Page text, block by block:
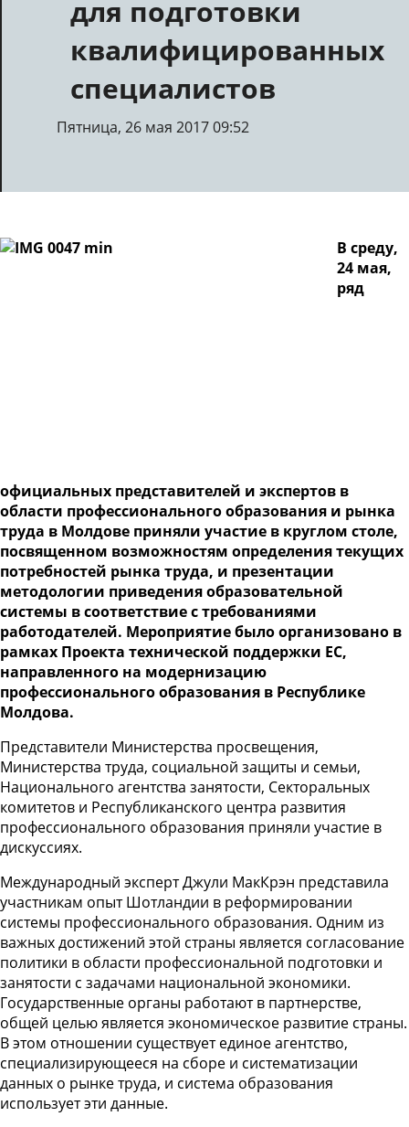
для подготовки
квалифицированных
специалистов
Пятница, 26 мая 2017 09:52
В среду,
24 мая,
ряд
официальных представителей и экспертов в
области профессионального образования и рынка
труда в Молдове приняли участие в круглом столе,
посвященном возможностям определения текущих
потребностей рынка труда, и презентации
методологии приведения образовательной
системы в соответствие с требованиями
работодателей. Мероприятие было организовано в
рамках Проекта технической поддержки ЕС,
направленного на модернизацию
профессионального образования в Республике
Молдова.
Представители Министерства просвещения,
Министерства труда, социальной защиты и семьи,
Национального агентства занятости, Секторальных
комитетов и Республиканского центра развития
профессионального образования приняли участие в
дискуссиях.
Международный эксперт Джули МакКрэн представила
участникам опыт Шотландии в реформировании
системы профессионального образования. Одним из
важных достижений этой страны является согласование
политики в области профессиональной подготовки и
занятости с задачами национальной экономики.
Государственные органы работают в партнерстве,
общей целью является экономическое развитие страны.
В этом отношении существует единое агентство,
специализирующееся на сборе и систематизации
данных о рынке труда, и система образования
использует эти данные.